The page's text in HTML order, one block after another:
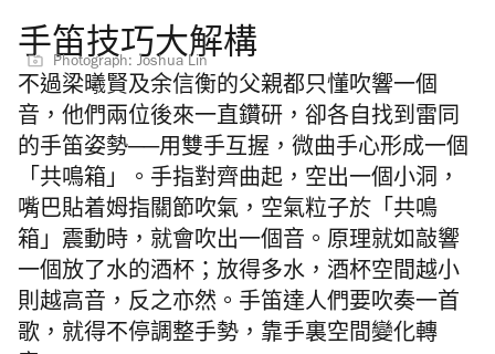
手笛技巧大解構
Photograph: Joshua Lin
不過梁曦賢及余信衡的父親都只懂吹響一個
音，他們兩位後來一直鑽研，卻各自找到雷同
的手笛姿勢──用雙手互握，微曲手心形成一個
「共鳴箱」。手指對齊曲起，空出一個小洞，
嘴巴貼着姆指關節吹氣，空氣粒子於「共鳴
箱」震動時，就會吹出一個音。原理就如敲響
一個放了水的酒杯；放得多水，酒杯空間越小
則越高音，反之亦然。手笛達人們要吹奏一首
歌，就得不停調整手勢，靠手裏空間變化轉